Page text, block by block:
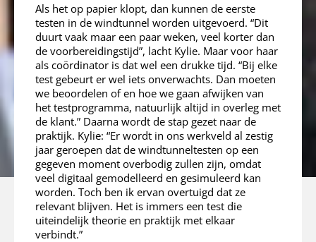
Als het op papier klopt, dan kunnen de eerste
testen in de windtunnel worden uitgevoerd. “Dit
duurt vaak maar een paar weken, veel korter dan
de voorbereidingstijd”, lacht Kylie. Maar voor haar
als coördinator is dat wel een drukke tijd. “Bij elke
test gebeurt er wel iets onverwachts. Dan moeten
we beoordelen of en hoe we gaan afwijken van
het testprogramma, natuurlijk altijd in overleg met
de klant.” Daarna wordt de stap gezet naar de
praktijk. Kylie: “Er wordt in ons werkveld al zestig
jaar geroepen dat de windtunneltesten op een
gegeven moment overbodig zullen zijn, omdat
veel digitaal gemodelleerd en gesimuleerd kan
worden. Toch ben ik ervan overtuigd dat ze
relevant blijven. Het is immers een test die
uiteindelijk theorie en praktijk met elkaar
verbindt.”